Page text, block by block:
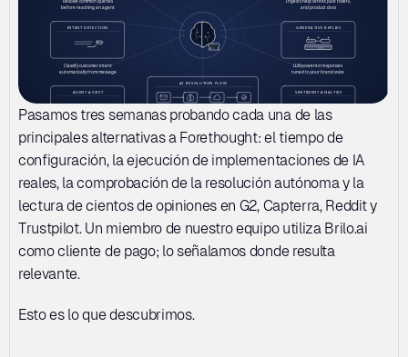
Pasamos tres semanas probando cada una de las
principales alternativas a Forethought: el tiempo de
configuración, la ejecución de implementaciones de IA
reales, la comprobación de la resolución autónoma y la
lectura de cientos de opiniones en G2, Capterra, Reddit y
Trustpilot. Un miembro de nuestro equipo utiliza Brilo.ai
como cliente de pago; lo señalamos donde resulta
relevante.
Esto es lo que descubrimos.